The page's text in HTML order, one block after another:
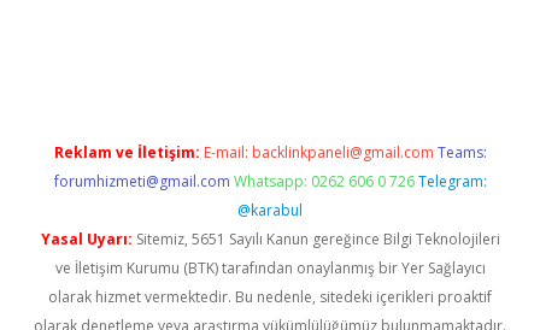
Reklam ve İletişim: E-mail: backlinkpaneli@gmail.com Teams:
forumhizmeti@gmail.com Whatsapp: 0262 606 0 726 Telegram:
@karabul
Yasal Uyarı: Sitemiz, 5651 Sayılı Kanun gereğince Bilgi Teknolojileri
ve İletişim Kurumu (BTK) tarafından onaylanmış bir Yer Sağlayıcı
olarak hizmet vermektedir. Bu nedenle, sitedeki içerikleri proaktif
olarak denetleme veya araştırma yükümlülüğümüz bulunmamaktadır.